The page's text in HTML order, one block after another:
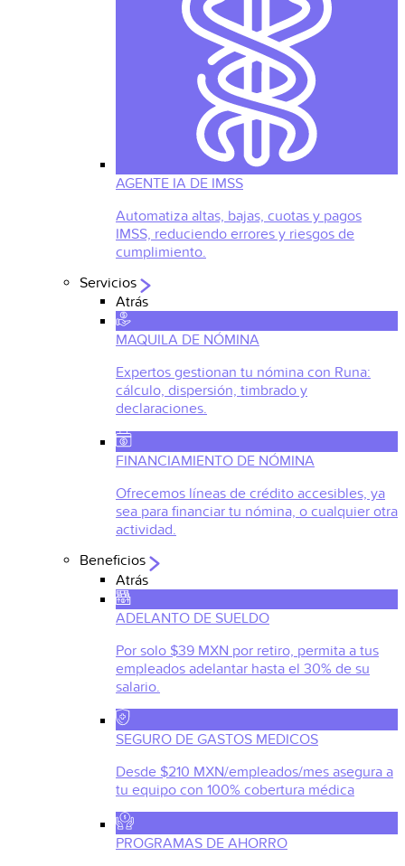
AGENTE IA DE IMSS
Automatiza altas, bajas, cuotas y pagos
IMSS, reduciendo errores y riesgos de
cumplimiento.
Servicios
Atrás
MAQUILA DE NÓMINA
Expertos gestionan tu nómina con Runa:
cálculo, dispersión, timbrado y
declaraciones.
FINANCIAMIENTO DE NÓMINA
Ofrecemos líneas de crédito accesibles, ya
sea para financiar tu nómina, o cualquier otra
actividad.
Beneficios
Atrás
ADELANTO DE SUELDO
Por solo $39 MXN por retiro, permita a tus
empleados adelantar hasta el 30% de su
salario.
SEGURO DE GASTOS MEDICOS
Desde $210 MXN/empleados/mes asegura a
tu equipo con 100% cobertura médica
PROGRAMAS DE AHORRO